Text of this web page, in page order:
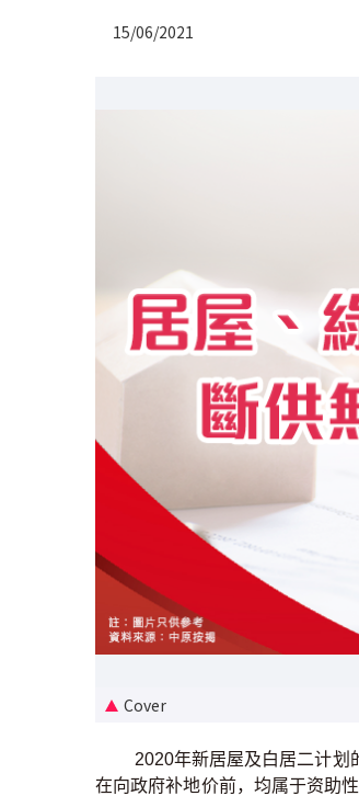
15/06/2021
Cover
2020年新居屋及白居二计划
在向政府补地价前，均属于资助